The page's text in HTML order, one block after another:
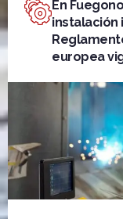
En
instalación
europea